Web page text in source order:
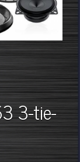
3-tie-